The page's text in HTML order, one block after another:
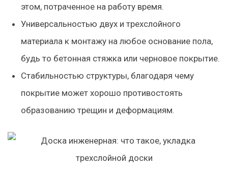
этом, потраченное на работу время.
Универсальностью двух и трехслойного
материала к монтажу на любое основание пола,
будь то бетонная стяжка или черновое покрытие.
Стабильностью структуры, благодаря чему
покрытие может хорошо противостоять
образованию трещин и деформациям.